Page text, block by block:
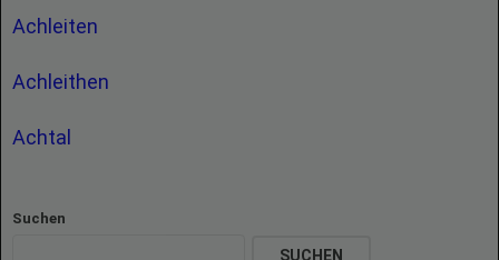
Achleiten
Achleithen
Achtal
Suchen
SUCHEN